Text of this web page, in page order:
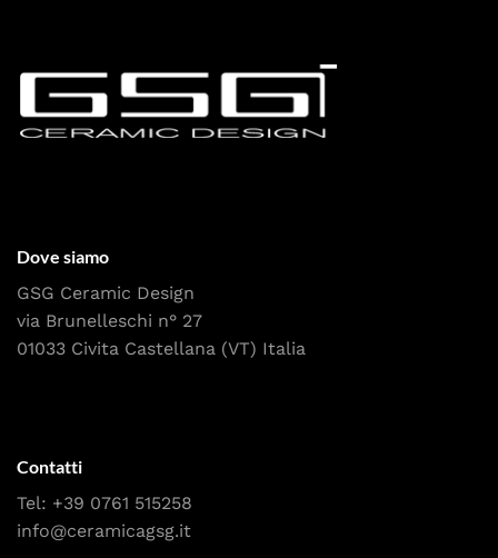
Dove siamo
GSG Ceramic Design
via Brunelleschi n° 27
01033 Civita Castellana (VT) Italia
Contatti
Tel: +39 0761 515258
info@ceramicagsg.it